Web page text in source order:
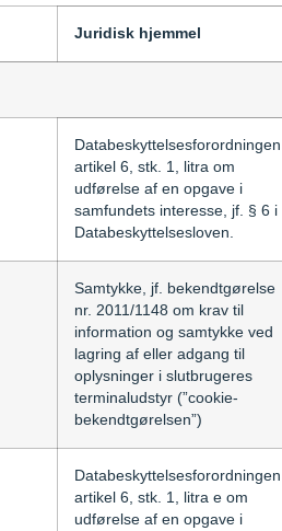
Juridisk hjemmel
Databeskyttelsesforordningen
artikel 6, stk. 1, litra om
udførelse af en opgave i
samfundets interesse, jf. § 6 i
Databeskyttelsesloven.
Samtykke, jf. bekendtgørelse
nr. 2011/1148 om krav til
information og samtykke ved
lagring af eller adgang til
oplysninger i slutbrugeres
terminaludstyr (”cookie-
bekendtgørelsen”)
Databeskyttelsesforordningen
artikel 6, stk. 1, litra e om
udførelse af en opgave i